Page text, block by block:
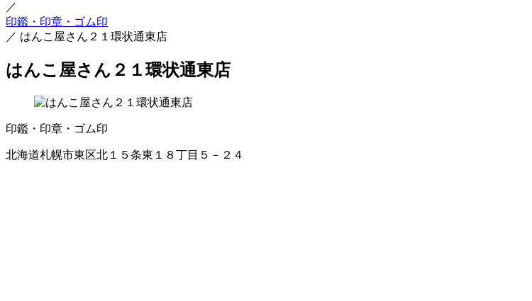
／
印鑑・印章・ゴム印
／ はんこ屋さん２１環状通東店
はんこ屋さん２１環状通東店
印鑑・印章・ゴム印
北海道札幌市東区北１５条東１８丁目５－２４